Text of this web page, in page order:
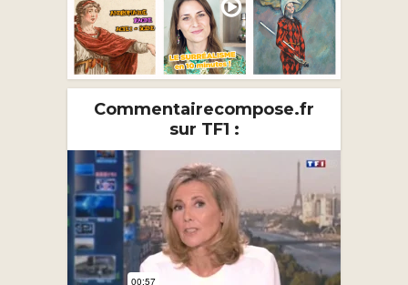
Commentairecompose.fr
sur TF1 :